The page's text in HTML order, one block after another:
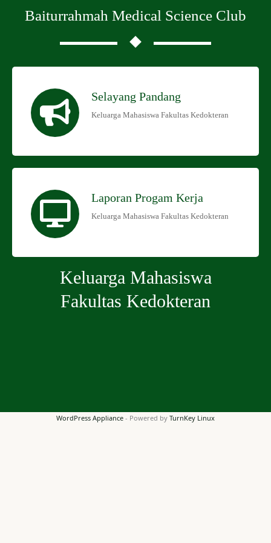
Baiturrahmah Medical Science Club
Selayang Pandang
Keluarga Mahasiswa Fakultas Kedokteran
Laporan Progam Kerja
Keluarga Mahasiswa Fakultas Kedokteran
Keluarga Mahasiswa
Fakultas Kedokteran
WordPress Appliance - Powered by TurnKey Linux